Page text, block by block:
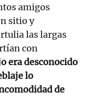
amigos
sitio y
las largas
con
era desconocido
lo
de